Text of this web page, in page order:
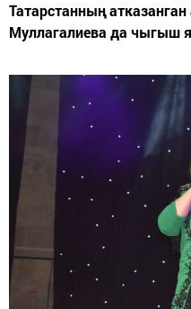
Татарстанның
Муллагалиева да чыгыш